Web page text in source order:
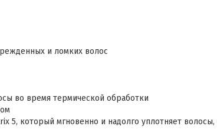
и ломких волос
во время термической обработки
5, который мгновенно и надолго уплотняет волосы,